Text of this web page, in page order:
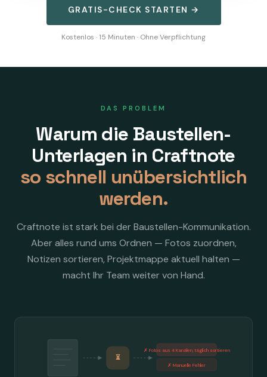
GRATIS-CHECK STARTEN →
Kostenlos · 15 Minuten · Ohne Verpflichtung
DAS PROBLEM
Warum die Baustellen-
Unterlagen in Craftnote
so schnell unübersichtlich
werden.
Craftnote ist stark bei der Baustellen-Kommunikation.
Aber alles rund ums Ordnen — Fotos zuordnen,
Notizen sortieren, Projektmappe aktuell halten —
macht Ihr Team weiter von Hand.
⏳
✗ Fotos aus 4 Kanälen, täglich sortieren
✗ Manuelle Fehler